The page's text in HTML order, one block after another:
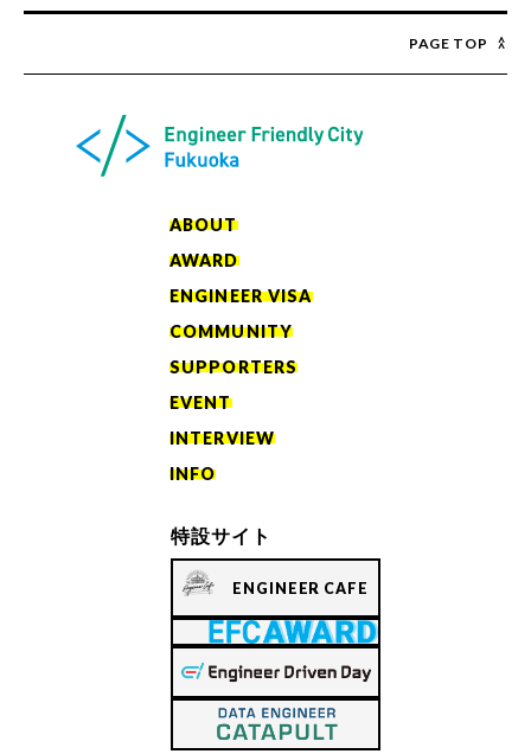
PAGE TOP
ABOUT
AWARD
ENGINEER VISA
COMMUNITY
SUPPORTERS
EVENT
INTERVIEW
INFO
特設サイト
ENGINEER CAFE